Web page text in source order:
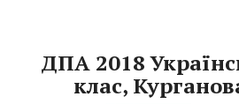
ДПА 2018
клас,